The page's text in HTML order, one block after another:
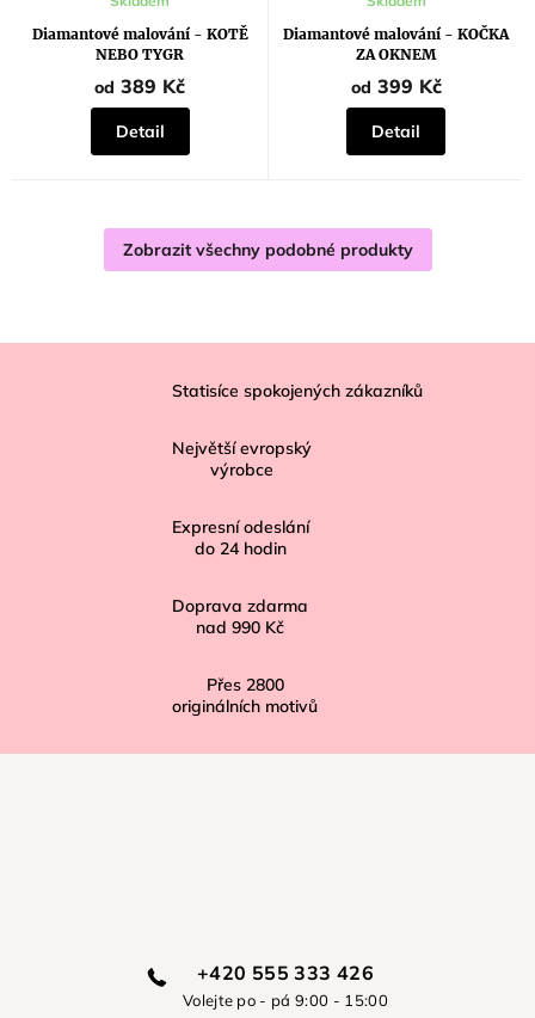
Diamantové malování - KOTĚ
NEBO TYGR
produktu
je
5,0
z
5
hvězdiček.
od 389 Kč
Detail
Diamantové malování - KOČKA
ZA OKNEM
produktu
je
5,0
z
5
hvězdiček.
od 399 Kč
Detail
Zobrazit všechny podobné produkty
Statisíce spokojených zákazníků
Největší evropský
výrobce
Expresní odeslání
do 24 hodin
Doprava zdarma
nad 990 Kč
Přes 2800
originálních motivů
+420 555 333 426
Volejte po - pá 9:00 - 15:00